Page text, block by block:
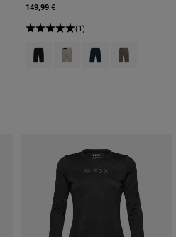
Sombra Oscuro.
of Verde militar.
type of Verde salvia.
149,99 €
(1)
Product swatch type of Negro.
Product swatch type of
Product swatch
Product